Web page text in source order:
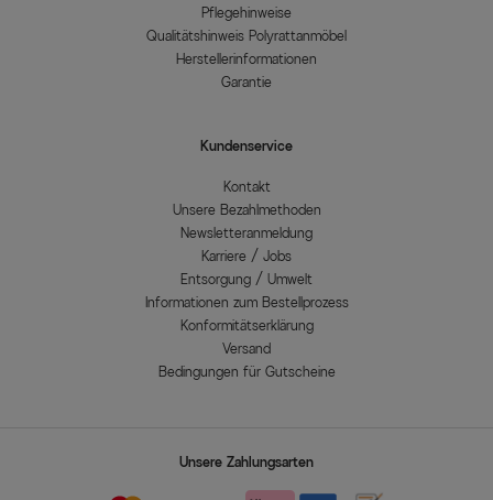
Pflegehinweise
Qualitätshinweis Polyrattanmöbel
Herstellerinformationen
Garantie
Kundenservice
Kontakt
Unsere Bezahlmethoden
Newsletteranmeldung
Karriere / Jobs
Entsorgung / Umwelt
Informationen zum Bestellprozess
Konformitätserklärung
Versand
Bedingungen für Gutscheine
Unsere Zahlungsarten